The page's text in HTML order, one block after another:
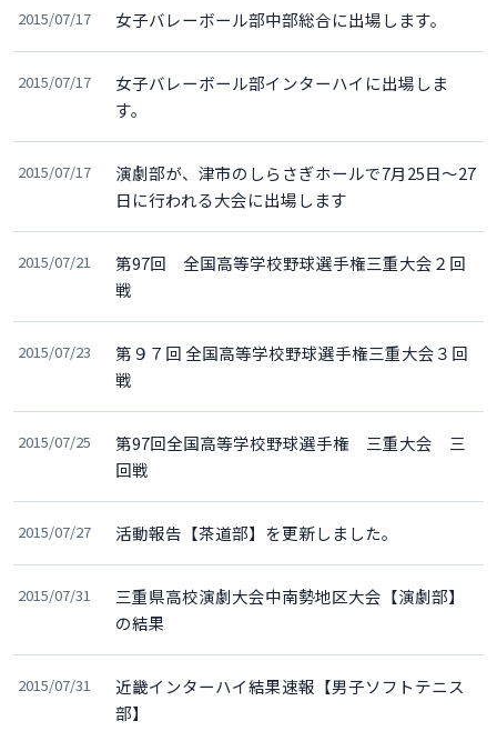
2015/07/17 女子バレーボール部中部総合に出場します。
2015/07/17
女子バレーボール部インターハイに出場しま
す。
2015/07/17
演劇部が、津市のしらさぎホールで7月25日～27
日に行われる大会に出場します
2015/07/21
第97回 全国高等学校野球選手権三重大会２回
戦
2015/07/23
第９７回 全国高等学校野球選手権三重大会３回
戦
2015/07/25
第97回全国高等学校野球選手権 三重大会 三
回戦
2015/07/27 活動報告【茶道部】を更新しました。
2015/07/31
三重県高校演劇大会中南勢地区大会【演劇部】
の結果
2015/07/31
近畿インターハイ結果速報【男子ソフトテニス
部】